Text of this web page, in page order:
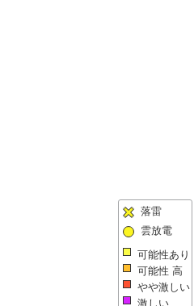
落雷
雲放電
可能性あり
可能性 高
やや激しい
激しい